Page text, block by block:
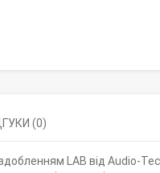
(0)
LAB від Audio-